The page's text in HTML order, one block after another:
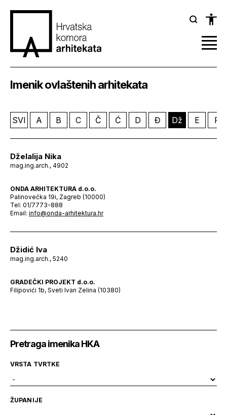
Imenik ovlaštenih arhitekata
SVI A B C Č Ć D Đ Dž E F
Dželalija Nika
mag.ing.arch., 4902
ONDA ARHITEKTURA d.o.o.
Palinovečka 19i, Zagreb (10000)
Tel: 01/7773-888
Email: info@onda-arhitektura.hr
Džidić Iva
mag.ing.arch., 5240
GRADEČKI PROJEKT d.o.o.
Filipovići 1b, Sveti Ivan Zelina (10380)
Pretraga imenika HKA
VRSTA TVRTKE
ŽUPANIJE